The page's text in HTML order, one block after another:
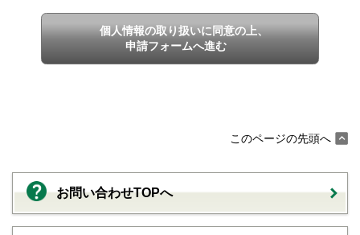
個人情報の取り扱いに同意の上、
申請フォームへ進む
このページの先頭へ
お問い合わせTOPへ